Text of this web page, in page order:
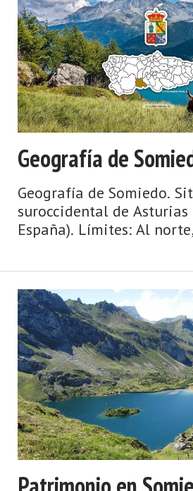
Geografía de
Geografía de Somiedo.
suroccidental de Asturias
España). Límites: Al